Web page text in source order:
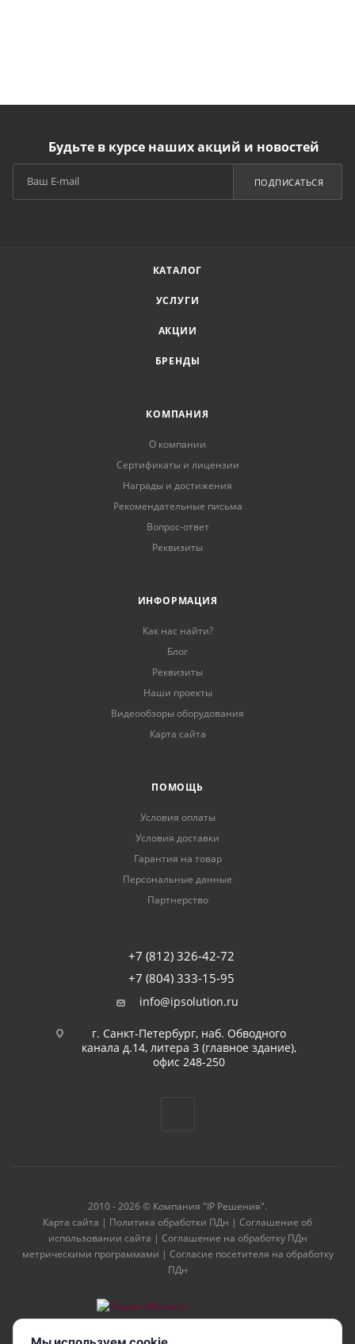
Будьте в курсе наших акций и новостей
ПОДПИСАТЬСЯ
КАТАЛОГ
УСЛУГИ
АКЦИИ
БРЕНДЫ
КОМПАНИЯ
О компании
Сертификаты и лицензии
Награды и достижения
Рекомендательные письма
Вопрос-ответ
Реквизиты
ИНФОРМАЦИЯ
Как нас найти?
Блог
Реквизиты
Наши проекты
Видеообзоры оборудования
Карта сайта
ПОМОЩЬ
Условия оплаты
Условия доставки
Гарантия на товар
Персональные данные
Партнерство
+7 (812) 326-42-72
+7 (804) 333-15-95
info@ipsolution.ru
г. Санкт-Петербург, наб. Обводного
канала д.14, литера З (главное здание),
офис 248-250
2010 - 2026 © Компания "IP Решения".
Карта сайта | Политика обработки ПДн | Соглашение об
использовании сайта | Соглашение на обработку ПДн
метрическими программами | Согласие посетителя на обработку
ПДн